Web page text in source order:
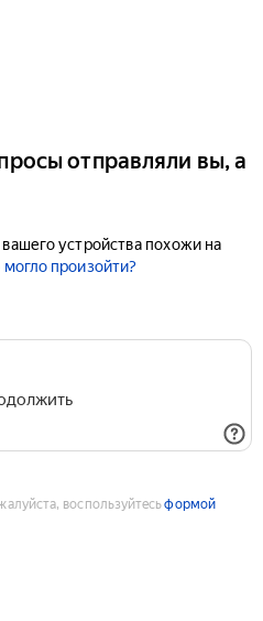
отправляли вы, а
устройства похожи на
произойти?
воспользуйтесьформой